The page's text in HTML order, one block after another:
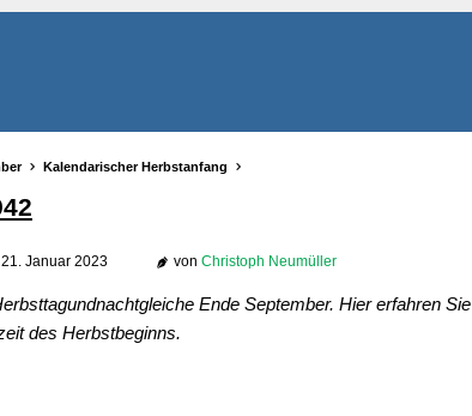
Kalendarischer Herbstanfang
Januar 2023 von Christoph Neumüller
Ende September. Hier erfahren Sie
des Herbstbeginns.